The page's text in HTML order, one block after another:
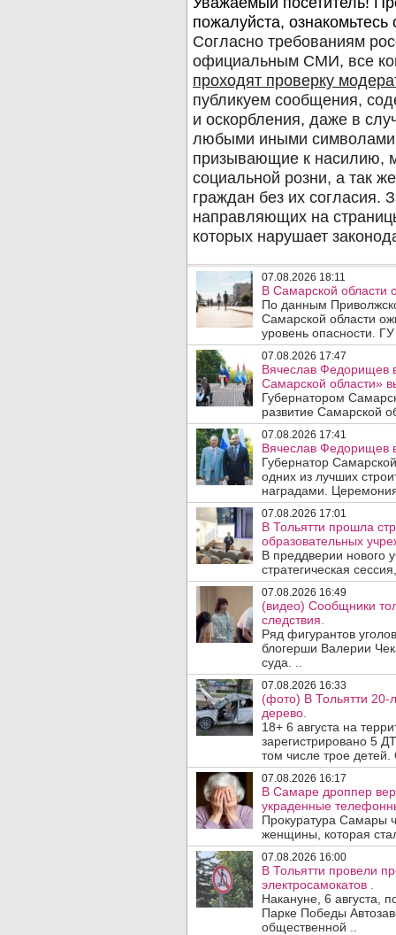
07.08.2026 18:11
В Самарской области
По данным
Самарской области
уровень опасности.
07.08.2026 17:47
Вячеслав Федорищев
Самарской области»
Губернатором
развитие Самарской
07.08.2026 17:41
Вячеслав Федорищев
Губернатор
одних из лучших
наградами.
07.08.2026 17:01
В Тольятти прошла
образовательных
В преддверии нового
стратегическая
07.08.2026 16:49
(видео) Сообщники
следствия.
Ряд фигурантов
блогерши Валерии
суда. ..
07.08.2026 16:33
(фото) В Тольятти 20-
дерево.
18+ 6 августа на
зарегистрировано 5
том числе трое
07.08.2026 16:17
В Самаре дроппер
украденные
Прокуратура Самары
женщины, которая
07.08.2026 16:00
В Тольятти провели
электросамокатов .
Накануне, 6 августа,
Парке Победы
общественной ..